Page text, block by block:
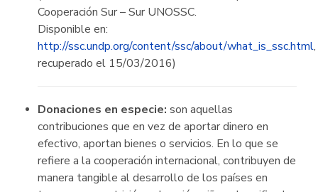
Cooperación Sur – Sur UNOSSC.
Disponible en:
http://ssc.undp.org/content/ssc/about/what_is_ssc.html,
recuperado el 15/03/2016)
Donaciones en especie: son aquellas
contribuciones que en vez de aportar dinero en
efectivo, aportan bienes o servicios. En lo que se
refiere a la cooperación internacional, contribuyen de
manera tangible al desarrollo de los países en